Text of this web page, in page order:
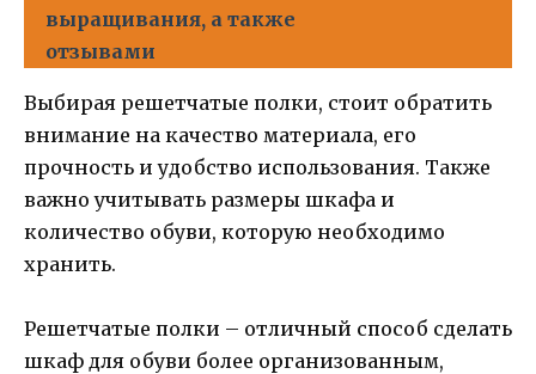
выращивания, а также
отзывами
Выбирая решетчатые полки, стоит обратить
внимание на качество материала, его
прочность и удобство использования. Также
важно учитывать размеры шкафа и
количество обуви, которую необходимо
хранить.
Решетчатые полки – отличный способ сделать
шкаф для обуви более организованным,